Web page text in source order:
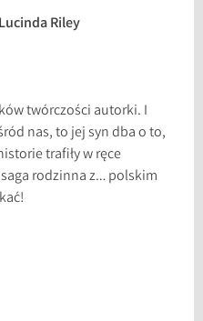
Riley
twórczości autorki. I
nas, to jej syn dba o to,
trafiły w ręce
rodzinna z… polskim